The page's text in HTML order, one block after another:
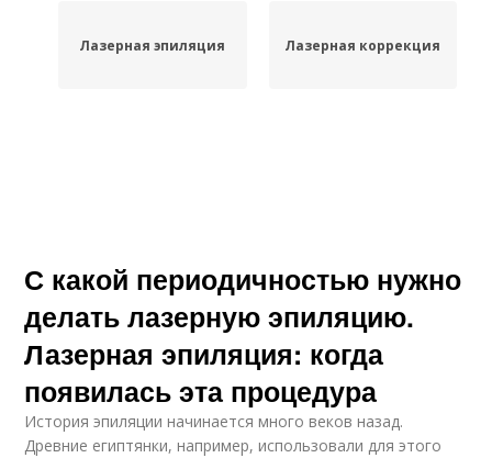
Лазерная эпиляция Лазерная коррекция
С какой периодичностью нужно
делать лазерную эпиляцию.
Лазерная эпиляция: когда
появилась эта процедура
История эпиляции начинается много веков назад.
Древние египтянки, например, использовали для этого